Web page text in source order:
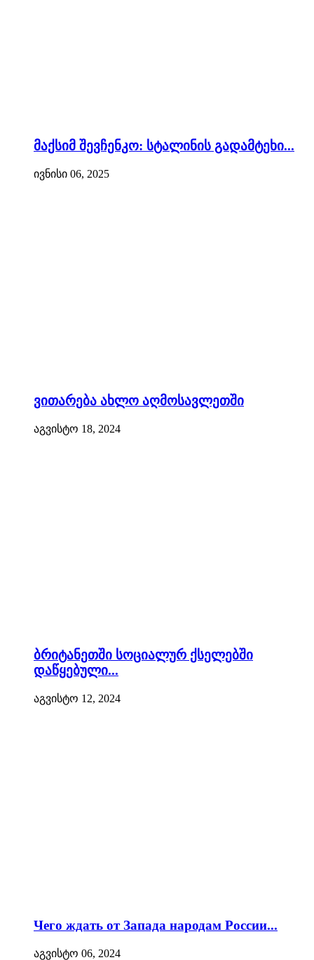
მაქსიმ შევჩენკო: სტალინის გადამტეხი...
ივნისი 06, 2025
ვითარება ახლო აღმოსავლეთში
აგვისტო 18, 2024
ბრიტანეთში სოციალურ ქსელებში
დაწყებული...
აგვისტო 12, 2024
Чего ждать от Запада народам России...
აგვისტო 06, 2024